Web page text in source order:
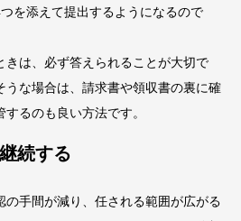
を添えて提出するようになるので
きは、必ず答えられることが大切で
うな場合は、請求書や領収書の裏に確
るのも良い方法です。
続する
の手間が減り、任される範囲が広がる